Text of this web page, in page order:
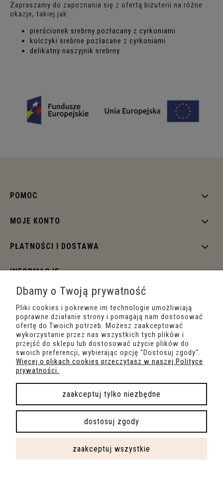
Zapraszamy do zapoznania się z ofertą biżuterii na różne
okazje, takiej jak:
pierścionek srebrny pozłacany z cyrkoniami
kolczyki srebrne pozłacane z cyrkoniami
delikatny naszyjnik srebrny
POMOC
MOJE KONTO
PŁATNOŚCI I DOSTAWA
INFORMACJE
O NAS
pokaż pełną wersję strony
Sklep internetowy Shoper.pl
Dbamy o Twoją prywatność
Pliki cookies i pokrewne im technologie umożliwiają
poprawne działanie strony i pomagają nam dostosować
ofertę do Twoich potrzeb. Możesz zaakceptować
wykorzystanie przez nas wszystkich tych plików i
przejść do sklepu lub dostosować użycie plików do
swoich preferencji, wybierając opcję "Dostosuj zgody".
Więcej o plikach cookies przeczytasz w naszej Polityce
prywatności.
zaakceptuj tylko niezbędne
dostosuj zgody
zaakceptuj wszystkie